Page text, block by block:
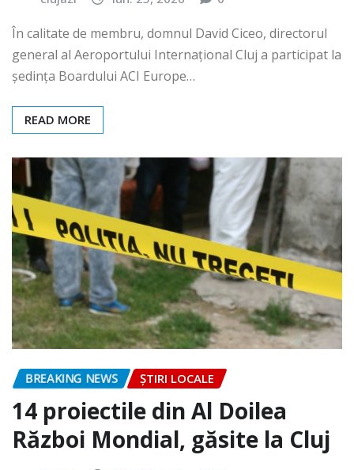
clujazi iun. 25, 2026 0
În calitate de membru, domnul David Ciceo, directorul
general al Aeroportului Internațional Cluj a participat la
ședința Boardului ACI Europe…
READ MORE
BREAKING NEWS ȘTIRI LOCALE
14 proiectile din Al Doilea
Război Mondial, găsite la Cluj